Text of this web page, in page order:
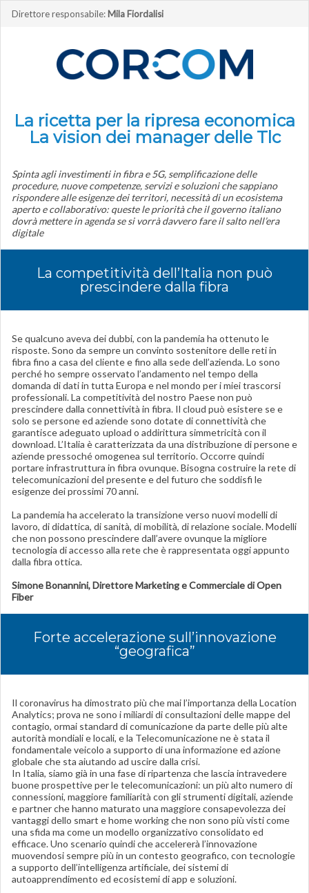
Direttore responsabile: Mila Fiordalisi
La ricetta per la ripresa economica
La vision dei manager delle Tlc
Spinta agli investimenti in fibra e 5G, semplificazione delle
procedure, nuove competenze, servizi e soluzioni che sappiano
rispondere alle esigenze dei territori, necessità di un ecosistema
aperto e collaborativo: queste le priorità che il governo italiano
dovrà mettere in agenda se si vorrà davvero fare il salto nell’era
digitale
La competitività dell’Italia non può
prescindere dalla fibra
Se qualcuno aveva dei dubbi, con la pandemia ha ottenuto le
risposte. Sono da sempre un convinto sostenitore delle reti in
fibra fino a casa del cliente e fino alla sede dell’azienda. Lo sono
perché ho sempre osservato l’andamento nel tempo della
domanda di dati in tutta Europa e nel mondo per i miei trascorsi
professionali. La competitività del nostro Paese non può
prescindere dalla connettività in fibra. Il cloud può esistere se e
solo se persone ed aziende sono dotate di connettività che
garantisce adeguato upload o addirittura simmetricità con il
download. L’Italia è caratterizzata da una distribuzione di persone e
aziende pressoché omogenea sul territorio. Occorre quindi
portare infrastruttura in fibra ovunque. Bisogna costruire la rete di
telecomunicazioni del presente e del futuro che soddisfi le
esigenze dei prossimi 70 anni.
La pandemia ha accelerato la transizione verso nuovi modelli di
lavoro, di didattica, di sanità, di mobilità, di relazione sociale. Modelli
che non possono prescindere dall’avere ovunque la migliore
tecnologia di accesso alla rete che è rappresentata oggi appunto
dalla fibra ottica.
Simone Bonannini, Direttore Marketing e Commerciale di Open
Fiber
Forte accelerazione sull’innovazione
“geografica”
Il coronavirus ha dimostrato più che mai l’importanza della Location
Analytics; prova ne sono i miliardi di consultazioni delle mappe del
contagio, ormai standard di comunicazione da parte delle più alte
autorità mondiali e locali, e la Telecomunicazione ne è stata il
fondamentale veicolo a supporto di una informazione ed azione
globale che sta aiutando ad uscire dalla crisi.
In Italia, siamo già in una fase di ripartenza che lascia intravedere
buone prospettive per le telecomunicazioni: un più alto numero di
connessioni, maggiore familiarità con gli strumenti digitali, aziende
e partner che hanno maturato una maggiore consapevolezza dei
vantaggi dello smart e home working che non sono più visti come
una sfida ma come un modello organizzativo consolidato ed
efficace. Uno scenario quindi che accelererà l’innovazione
muovendosi sempre più in un contesto geografico, con tecnologie
a supporto dell’intelligenza artificiale, dei sistemi di
autoapprendimento ed ecosistemi di app e soluzioni.